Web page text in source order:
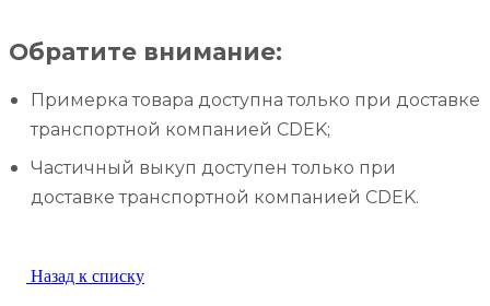
Обратите внимание:
Примерка товара доступна только при доставке
транспортной компанией CDEK;
Частичный выкуп доступен только при
доставке транспортной компанией CDEK.
Назад к списку